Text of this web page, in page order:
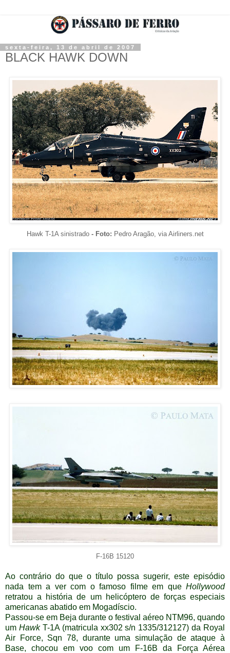
sexta-feira, 13 de abril de 2007
BLACK HAWK DOWN
Hawk T-1A sinistrado - Foto: Pedro Aragão, via Airliners.net
F-16B 15120
Ao contrário do que o título possa sugerir, este episódio
nada tem a ver com o famoso filme em que Hollywood
retratou a história de um helicóptero de forças especiais
americanas abatido em Mogadíscio.
Passou-se em Beja durante o festival aéreo NTM96, quando
um HawkT-1A (matricula xx302 s/n 1335/312127) da Royal
Air Force, Sqn 78, durante uma simulação de ataque à
Base, chocou em voo com um F-16B da Força Aérea